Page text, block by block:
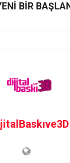
BİR